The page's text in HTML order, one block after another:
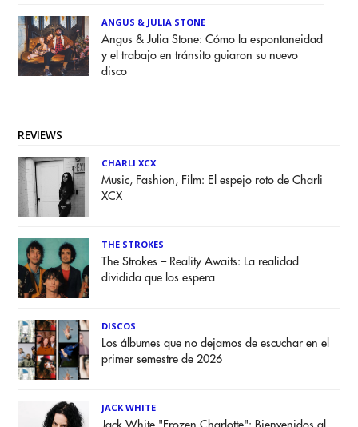
ANGUS & JULIA STONE
Angus & Julia Stone: Cómo la espontaneidad
y el trabajo en tránsito guiaron su nuevo
disco
REVIEWS
CHARLI XCX
Music, Fashion, Film: El espejo roto de Charli
XCX
THE STROKES
The Strokes – Reality Awaits: La realidad
dividida que los espera
DISCOS
Los álbumes que no dejamos de escuchar en el
primer semestre de 2026
JACK WHITE